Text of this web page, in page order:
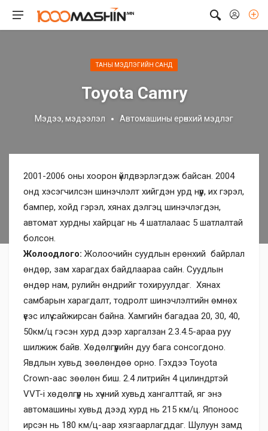
ТАНЫ МЭДЛЭГИЙН САНД
Toyota Camry
Мэдээ, мэдээлэл Автомашины ерөнхий мэдлэг
2001-2006 оны хоорон үйлдвэрлэгдэж байсан. 2004
онд хэсэгчилсэн шинэчлэлт хийгдэн урд нүүр, их гэрэл,
бампер, хойд гэрэл, хянах дэлгэц шинэчлэгдэн,
автомат хурдны хайрцаг нь 4 шатлалаас 5 шатлалтай
болсон.
Жолоодлого: Жолоочийн суудлын ерөнхий байрлал
өндөр, зам харагдах байдлаараа сайн. Суудлын
өндөр нам, рулийн өндрийг тохируулдаг. Хянах
самбарын харагдалт, тодролт шинэчлэлтийн өмнөх
үеэс илүү сайжирсан байна. Хамгийн багадаа 20, 30, 40,
50км/ц гэсэн хурд дээр харгалзан 2.3.4.5-араа руу
шилжиж байв. Хөдөлгүүрийн дуу бага сонсогдоно.
Явдлын хувьд зөөлөндөө орно. Гэхдээ Toyota
Crown-аас зөөлөн биш. 2.4 литрийн 4 цилиндртэй
VVT-i хөдөлгүүр нь хүчний хувьд хангалттай, яг энэ
автомашины хувьд дээд хурд нь 215 км/ц. Японоос
ирсэн нь 180 км/ц-аар хязгаарлагддаг. Шулуун замд